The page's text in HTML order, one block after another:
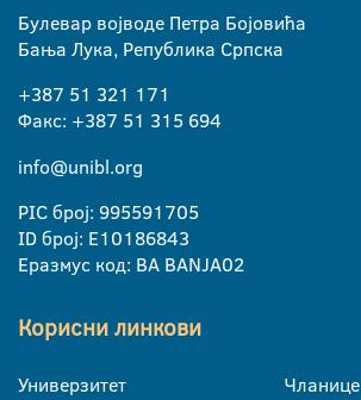
Булевар војводе Петра Бојовића
Бања Лука, Република Српска
+387 51 321 171
Факс: +387 51 315 694
info@unibl.org
PIC број: 995591705
ID број: E10186843
Еразмус код: BA BANJA02
Корисни линкови
Универзитет
Чланице